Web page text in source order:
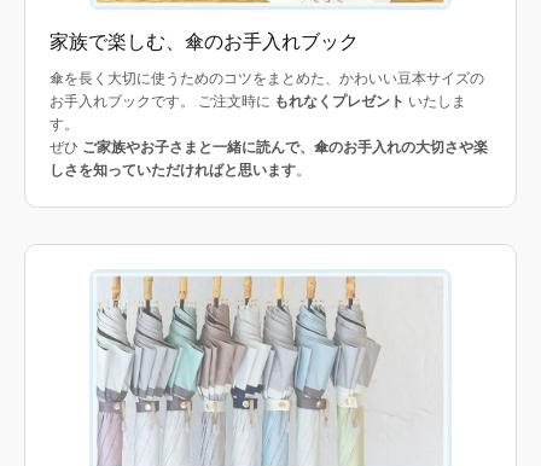
家族で楽しむ、傘のお手入れブック
傘を長く大切に使うためのコツをまとめた、かわいい豆本サイズの
お手入れブックです。 ご注文時に もれなくプレゼント いたしま
す。
ぜひ ご家族やお子さまと一緒に読んで、傘のお手入れの大切さや楽
しさを知っていただければと思います。